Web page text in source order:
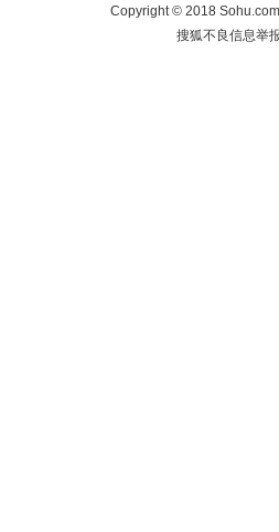
Copyright©2018
搜狐不良信息举